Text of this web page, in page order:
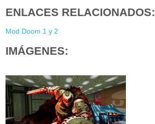
ENLACES RELACIONADOS:
Mod Doom 1 y 2
IMÁGENES: